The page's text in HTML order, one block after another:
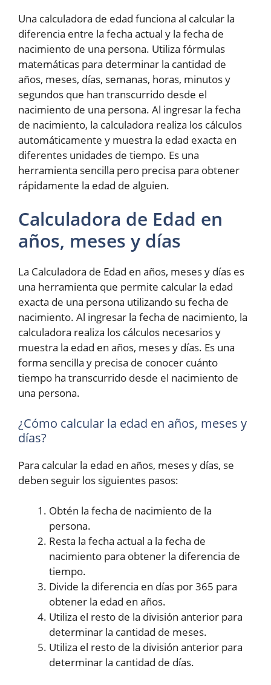
Una calculadora de edad funciona al calcular la
diferencia entre la fecha actual y la fecha de
nacimiento de una persona. Utiliza fórmulas
matemáticas para determinar la cantidad de
años, meses, días, semanas, horas, minutos y
segundos que han transcurrido desde el
nacimiento de una persona. Al ingresar la fecha
de nacimiento, la calculadora realiza los cálculos
automáticamente y muestra la edad exacta en
diferentes unidades de tiempo. Es una
herramienta sencilla pero precisa para obtener
rápidamente la edad de alguien.
Calculadora de Edad en
años, meses y días
La Calculadora de Edad en años, meses y días es
una herramienta que permite calcular la edad
exacta de una persona utilizando su fecha de
nacimiento. Al ingresar la fecha de nacimiento, la
calculadora realiza los cálculos necesarios y
muestra la edad en años, meses y días. Es una
forma sencilla y precisa de conocer cuánto
tiempo ha transcurrido desde el nacimiento de
una persona.
¿Cómo calcular la edad en años, meses y
días?
Para calcular la edad en años, meses y días, se
deben seguir los siguientes pasos:
Obtén la fecha de nacimiento de la
persona.
Resta la fecha actual a la fecha de
nacimiento para obtener la diferencia de
tiempo.
Divide la diferencia en días por 365 para
obtener la edad en años.
Utiliza el resto de la división anterior para
determinar la cantidad de meses.
Utiliza el resto de la división anterior para
determinar la cantidad de días.